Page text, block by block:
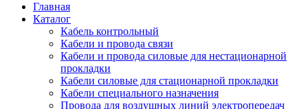
Главная
Каталог
Кабель контрольный
Кабели и провода связи
Кабели и провода силовые для нестационарной
прокладки
Кабели силовые для стационарной прокладки
Кабели специального назначения
Провода для воздушных линий электропередач